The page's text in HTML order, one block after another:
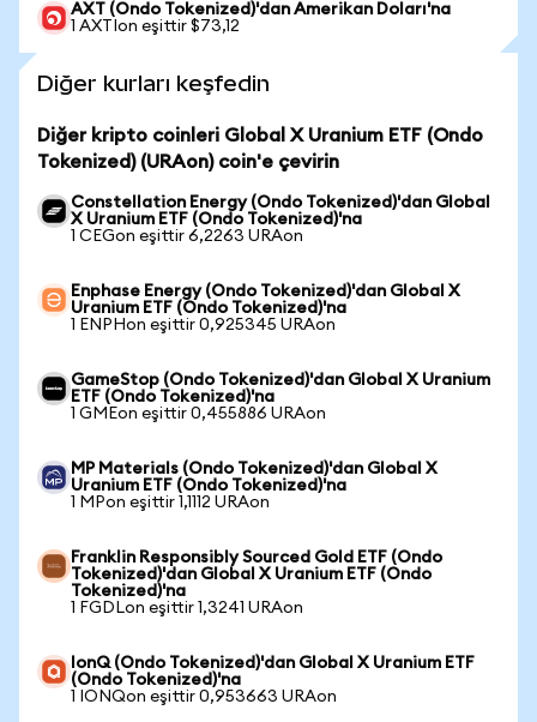
AXT (Ondo Tokenized)'dan Amerikan Doları'na
1 AXTIon eşittir $73,12
Diğer kurları keşfedin
Diğer kripto coinleri Global X Uranium ETF (Ondo
Tokenized) (URAon) coin'e çevirin
Constellation Energy (Ondo Tokenized)'dan Global
X Uranium ETF (Ondo Tokenized)'na
1 CEGon eşittir 6,2263 URAon
Enphase Energy (Ondo Tokenized)'dan Global X
Uranium ETF (Ondo Tokenized)'na
1 ENPHon eşittir 0,925345 URAon
GameStop (Ondo Tokenized)'dan Global X Uranium
ETF (Ondo Tokenized)'na
1 GMEon eşittir 0,455886 URAon
MP Materials (Ondo Tokenized)'dan Global X
Uranium ETF (Ondo Tokenized)'na
1 MPon eşittir 1,1112 URAon
Franklin Responsibly Sourced Gold ETF (Ondo
Tokenized)'dan Global X Uranium ETF (Ondo
Tokenized)'na
1 FGDLon eşittir 1,3241 URAon
IonQ (Ondo Tokenized)'dan Global X Uranium ETF
(Ondo Tokenized)'na
1 IONQon eşittir 0,953663 URAon